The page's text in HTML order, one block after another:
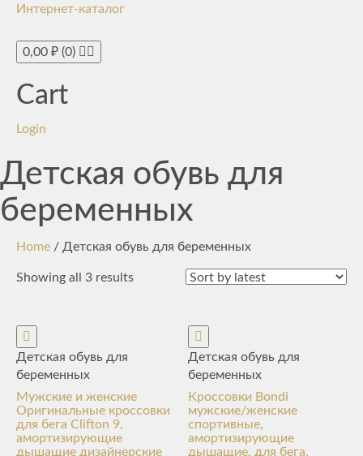
Интернет-каталог
0,00 ₽ (0)
Cart
Login
Детская обувь для
беременных
Home / Детская обувь для беременных
Showing all 3 results
Детская обувь для
беременных
Мужские и женские
Оригинальные кроссовки
для бега Clifton 9,
амортизирующие
дышащие дизайнерские
Детская обувь для
беременных
Кроссовки Bondi
мужские/женские
спортивные,
амортизирующие
дышащие, для бега,